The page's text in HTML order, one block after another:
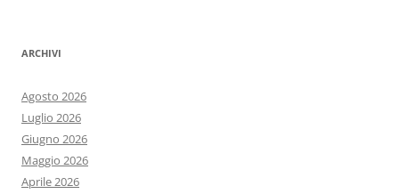
ARCHIVI
Agosto 2026
Luglio 2026
Giugno 2026
Maggio 2026
Aprile 2026